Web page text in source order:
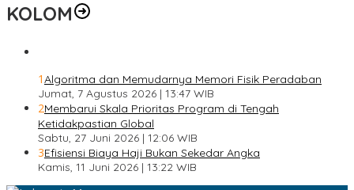
KOLOM
1Algoritma dan Memudarnya Memori Fisik Peradaban
Jumat, 7 Agustus 2026 | 13:47 WIB
2Membarui Skala Prioritas Program di Tengah
Ketidakpastian Global
Sabtu, 27 Juni 2026 | 12:06 WIB
3Efisiensi Biaya Haji Bukan Sekedar Angka
Kamis, 11 Juni 2026 | 13:22 WIB